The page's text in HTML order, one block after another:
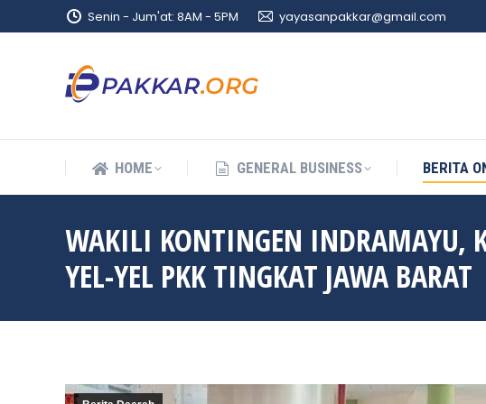
Senin - Jum'at: 8AM - 5PM yayasanpakkar@gmail.com
HOME GENERAL BUSINESS BERITA
WAKILI KONTINGEN INDRAMAYU,
YEL-YEL PKK TINGKAT JAWA BARAT
HOME GENERAL BUSINESS BERITA